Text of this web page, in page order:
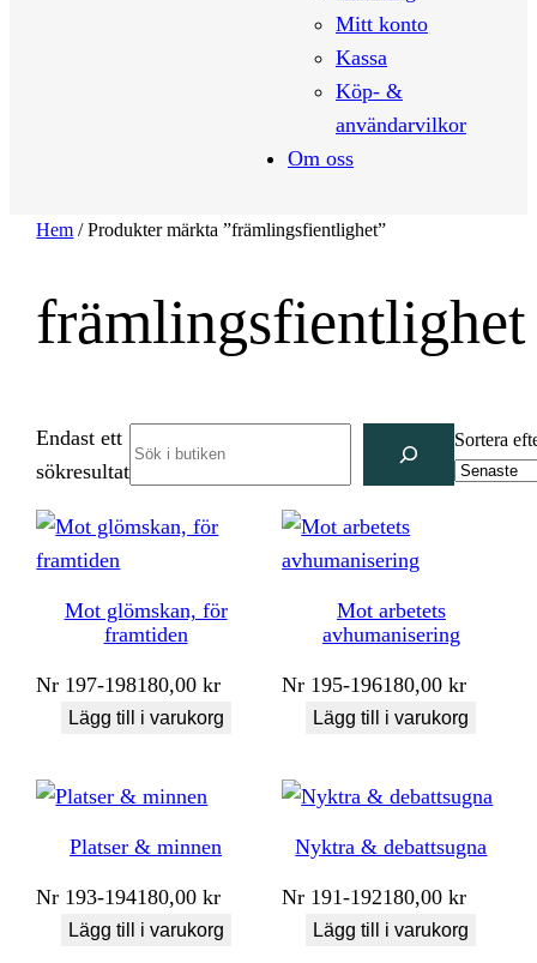
Mitt konto
Kassa
Köp- &
användarvilkor
Om oss
Hem / Produkter märkta ”främlingsfientlighet”
främlingsfientlighet
Endast ett
sökresultat
Sortera
Mot glömskan, för
framtiden
Nr 197-198180,00kr
Lägg till i varukorg
Mot arbetets
avhumanisering
Nr 195-196180,00kr
Lägg till i varukorg
Platser & minnen
Nr 193-194180,00kr
Lägg till i varukorg
Nyktra & debattsugna
Nr 191-192180,00kr
Lägg till i varukorg